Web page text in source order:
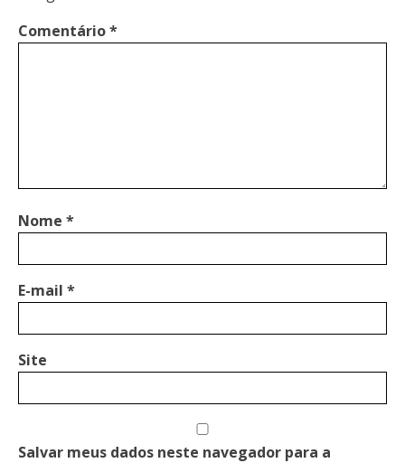
Comentário*
Nome *
E-mail *
Site
Salvar meus dados neste navegador para a